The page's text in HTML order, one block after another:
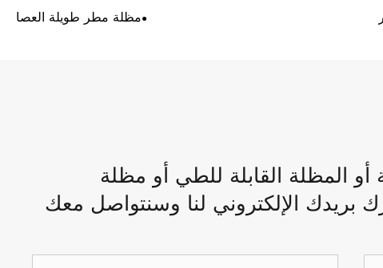
مظلة مطر طويلة العصا
المظلة القابلة للطي أو مظلة
بريدك الإلكتروني لنا وسنتواصل معك